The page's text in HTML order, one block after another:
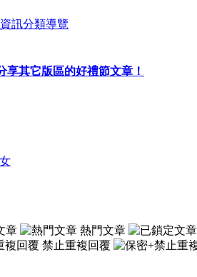
訊分類導覽
享其它版區的好禮節文章！
章
熱門文章
禁止重複回覆